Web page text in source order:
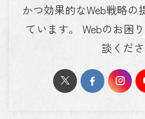
かつ効果的なWeb戦略の
ています。 Webのお困
談くださ